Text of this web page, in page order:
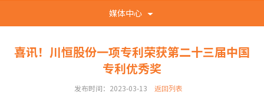
媒体中心
喜讯！川恒股份一项专利荣获第二十三届中国
专利优秀奖
发布时间：2023-03-13 返回列表